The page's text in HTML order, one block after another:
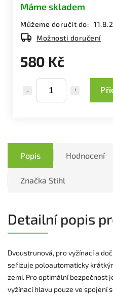
580 Kč
Máme skladem
Můžeme doručit do:
Možnosti doručení
Popis Hodnocení
Značka Stihl
Detailní popis
Dvoustrunová, pro vyžínací a
seřizuje poloautomaticky
zemi. Pro optimální bezpečnost
vyžínací hlavu pouze ve spojení